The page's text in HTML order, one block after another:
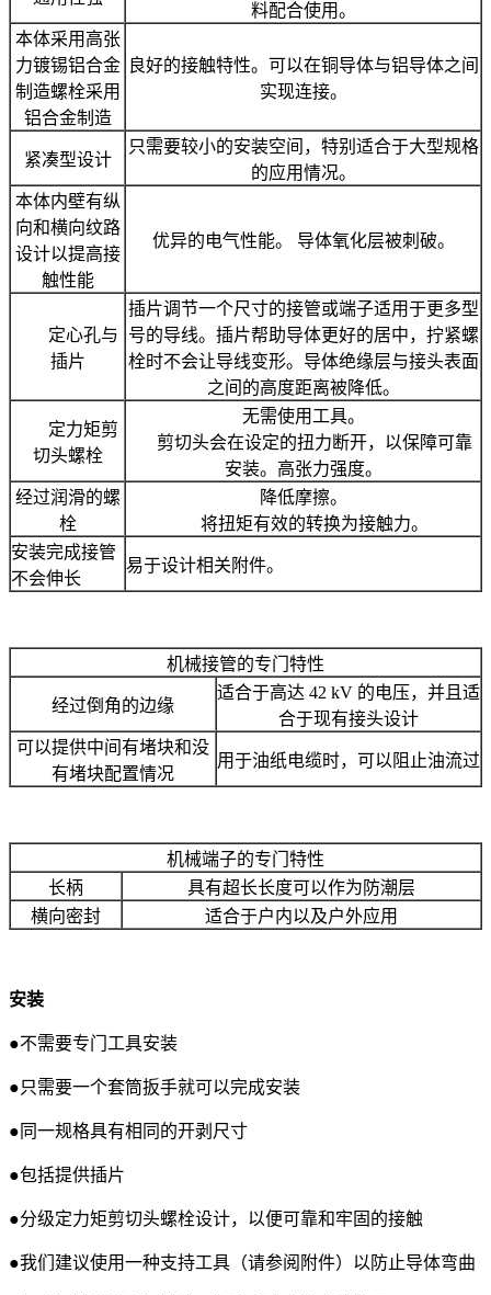
料配合使用。
本体采用高张
力镀锡铝合金
制造螺栓采用
铝合金制造
良好的接触特性。可以在铜导体与铝导体之间
实现连接。
紧凑型设计
只需要较小的安装空间，特别适合于大型规格
的应用情况。
本体内壁有纵
向和横向纹路
设计以提高接
触性能
优异的电气性能。 导体氧化层被刺破。
定心孔与
插片
插片调节一个尺寸的接管或端子适用于更多型
号的导线。插片帮助导体更好的居中，拧紧螺
栓时不会让导线变形。导体绝缘层与接头表面
之间的高度距离被降低。
定力矩剪
切头螺栓
无需使用工具。
剪切头会在设定的扭力断开，以保障可靠
安装。高张力强度。
经过润滑的螺
栓
降低摩擦。
将扭矩有效的转换为接触力。
安装完成接管
不会伸长
易于设计相关附件。
机械接管的专门特性
经过倒角的边缘
适合于高达 42 kV 的电压，并且适
合于现有接头设计
可以提供中间有堵块和没
有堵块配置情况
用于油纸电缆时，可以阻止油流过
机械端子的专门特性
长柄
具有超长长度可以作为防潮层
横向密封
适合于户内以及户外应用
安装
●不需要专门工具安装
●只需要一个套筒扳手就可以完成安装
●同一规格具有相同的开剥尺寸
●包括提供插片
●分级定力矩剪切头螺栓设计，以便可靠和牢固的接触
●我们建议使用一种支持工具（请参阅附件）以防止导体弯曲